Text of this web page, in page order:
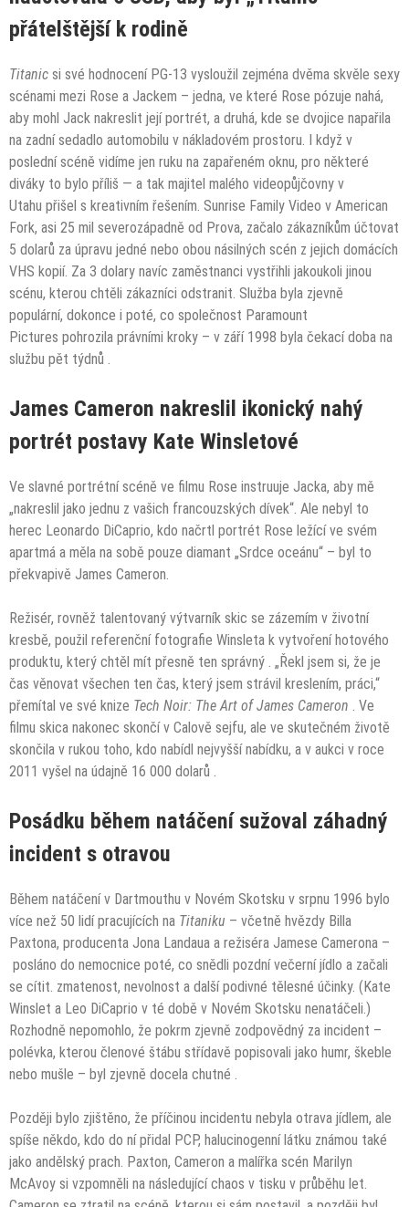
přátelštější k rodině
Titanic si své hodnocení PG-13 vysloužil zejména dvěma skvěle sexy
scénami mezi Rose a Jackem – jedna, ve které Rose pózuje nahá,
aby mohl Jack nakreslit její portrét, a druhá, kde se dvojice napařila
na zadní sedadlo automobilu v nákladovém prostoru. I když v
poslední scéně vidíme jen ruku na zapařeném oknu, pro některé
diváky to bylo příliš — a tak majitel malého videopůjčovny v
Utahu přišel s kreativním řešením. Sunrise Family Video v American
Fork, asi 25 mil severozápadně od Prova, začalo zákazníkům účtovat
5 dolarů za úpravu jedné nebo obou násilných scén z jejich domácích
VHS kopií. Za 3 dolary navíc zaměstnanci vystřihli jakoukoli jinou
scénu, kterou chtěli zákazníci odstranit. Služba byla zjevně
populární, dokonce i poté, co společnost Paramount
Pictures pohrozila právními kroky – v září 1998 byla čekací doba na
službu pět týdnů .
James Cameron nakreslil ikonický nahý
portrét postavy Kate Winsletové
Ve slavné portrétní scéně ve filmu Rose instruuje Jacka, aby mě
„nakreslil jako jednu z vašich francouzských dívek“. Ale nebyl to
herec Leonardo DiCaprio, kdo načrtl portrét Rose ležící ve svém
apartmá a měla na sobě pouze diamant „Srdce oceánu“ – byl to
překvapivě James Cameron.
Režisér, rovněž talentovaný výtvarník skic se zázemím v životní
kresbě, použil referenční fotografie Winsleta k vytvoření hotového
produktu, který chtěl mít přesně ten správný . „Řekl jsem si, že je
čas věnovat všechen ten čas, který jsem strávil kreslením, práci,“
přemítal ve své knize Tech Noir: The Art of James Cameron . Ve
filmu skica nakonec skončí v Calově sejfu, ale ve skutečném životě
skončila v rukou toho, kdo nabídl nejvyšší nabídku, a v aukci v roce
2011 vyšel na údajně 16 000 dolarů .
Posádku během natáčení sužoval záhadný
incident s otravou
Během natáčení v Dartmouthu v Novém Skotsku v srpnu 1996 bylo
více než 50 lidí pracujících na Titaniku – včetně hvězdy Billa
Paxtona, producenta Jona Landaua a režiséra Jamese Camerona –
posláno do nemocnice poté, co snědli pozdní večerní jídlo a začali
se cítit. zmatenost, nevolnost a další podivné tělesné účinky. (Kate
Winslet a Leo DiCaprio v té době v Novém Skotsku nenatáčeli.)
Rozhodně nepomohlo, že pokrm zjevně zodpovědný za incident – ​​
polévka, kterou členové štábu střídavě popisovali jako humr, škeble
nebo mušle – byl zjevně docela chutné .
Později bylo zjištěno, že příčinou incidentu nebyla otrava jídlem, ale
spíše někdo, kdo do ní přidal PCP, halucinogenní látku známou také
jako andělský prach. Paxton, Cameron a malířka scén Marilyn
McAvoy si vzpomněli na následující chaos v tisku v průběhu let.